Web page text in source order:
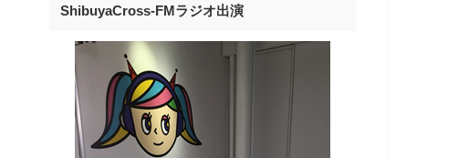
ShibuyaCross-FMラジオ出演